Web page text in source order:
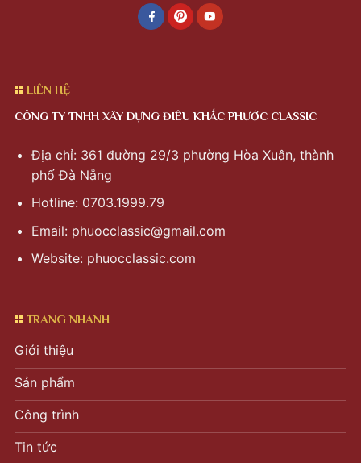
LIÊN HỆ
CÔNG TY TNHH XÂY DỰNG ĐIÊU KHẮC PHƯỚC CLASSIC
Địa chỉ: 361 đường 29/3 phường Hòa Xuân, thành
phố Đà Nẵng
Hotline: 0703.1999.79
Email: phuocclassic@gmail.com
Website: phuocclassic.com
TRANG NHANH
Giới thiệu
Sản phẩm
Công trình
Tin tức